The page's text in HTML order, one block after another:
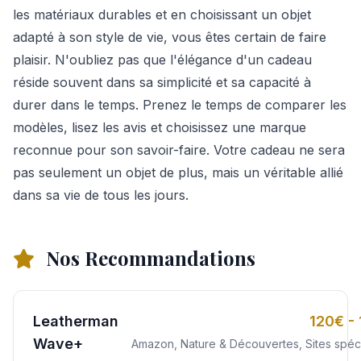
les matériaux durables et en choisissant un objet
adapté à son style de vie, vous êtes certain de faire
plaisir. N'oubliez pas que l'élégance d'un cadeau
réside souvent dans sa simplicité et sa capacité à
durer dans le temps. Prenez le temps de comparer les
modèles, lisez les avis et choisissez une marque
reconnue pour son savoir-faire. Votre cadeau ne sera
pas seulement un objet de plus, mais un véritable allié
dans sa vie de tous les jours.
Nos Recommandations
Leatherman
Wave+
120€ -
Amazon, Nature & Découvertes, Sites